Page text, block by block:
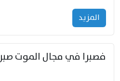
المزید